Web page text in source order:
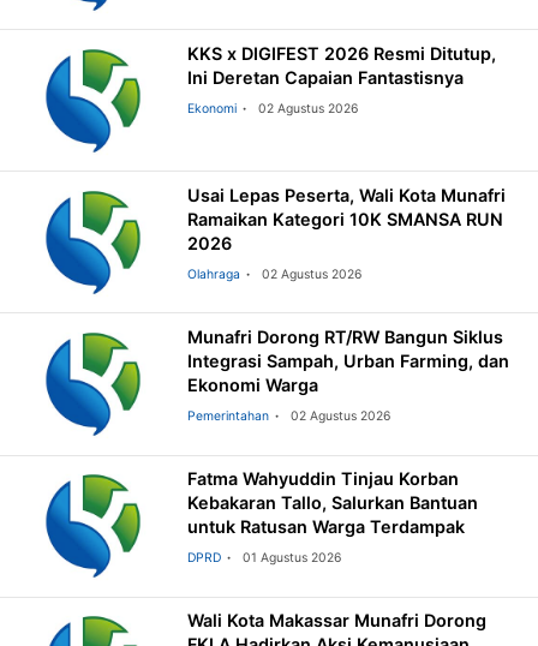
KKS x DIGIFEST 2026 Resmi Ditutup,
Ini Deretan Capaian Fantastisnya
Ekonomi 02 Agustus 2026
Usai Lepas Peserta, Wali Kota Munafri
Ramaikan Kategori 10K SMANSA RUN
2026
Olahraga 02 Agustus 2026
Munafri Dorong RT/RW Bangun Siklus
Integrasi Sampah, Urban Farming, dan
Ekonomi Warga
Pemerintahan 02 Agustus 2026
Fatma Wahyuddin Tinjau Korban
Kebakaran Tallo, Salurkan Bantuan
untuk Ratusan Warga Terdampak
DPRD 01 Agustus 2026
Wali Kota Makassar Munafri Dorong